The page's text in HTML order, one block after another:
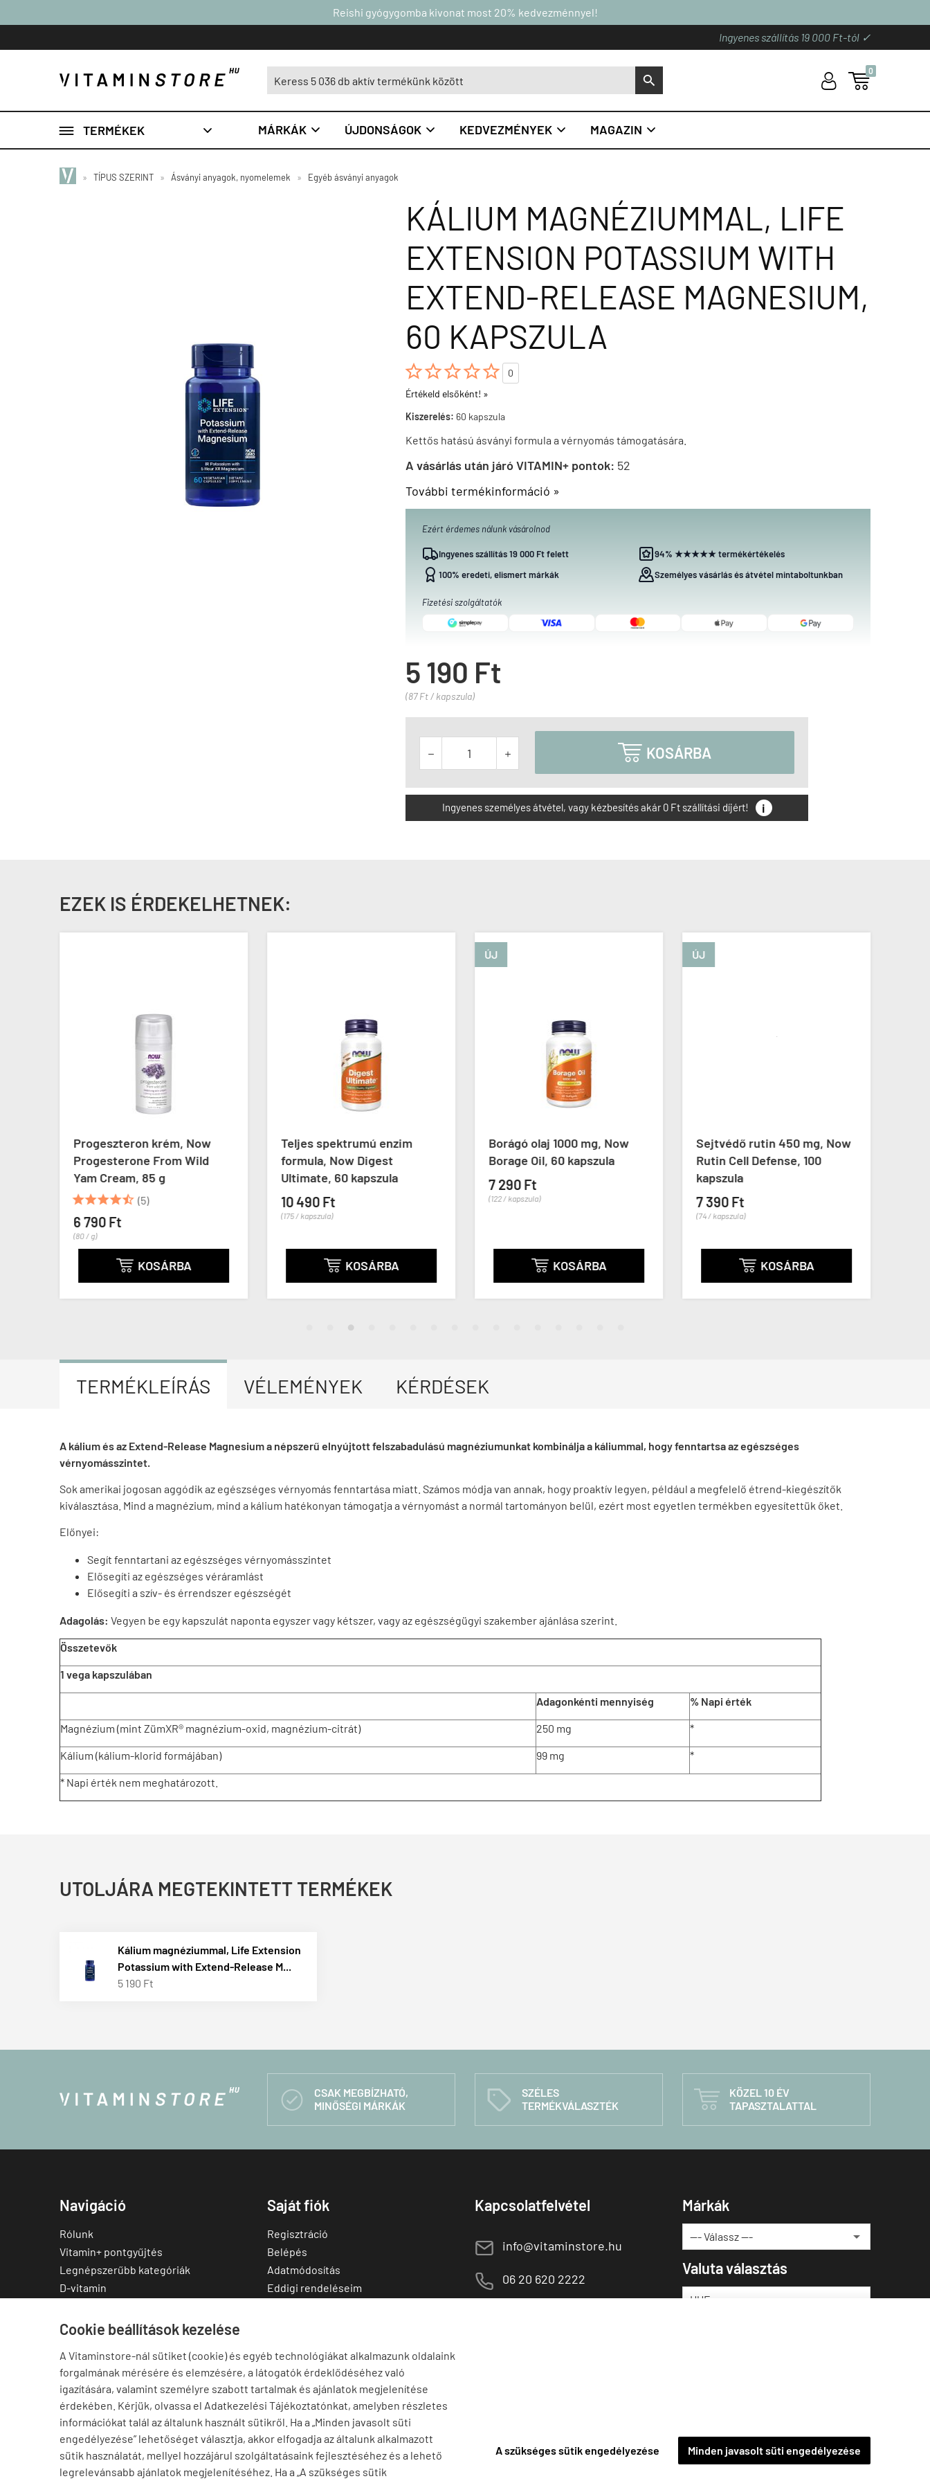
Cookie beállítások kezelése
A Vitaminstore-nál sütiket (cookie) és egyéb technológiákat alkalmazunk oldalaink
forgalmának mérésére és elemzésére, a látogatók érdeklődéséhez való
igazítására, valamint személyre szabott tartalmak és ajánlatok megjelenítése
érdekében. Kérjük, olvassa el Adatkezelési Tájékoztatónkat, amelyben részletes
információkat talál az általunk használt sütikről. Ha a „Minden javasolt süti
engedélyezése” lehetőséget választja, akkor elfogadja az általunk alkalmazott
sütik használatát, mellyel hozzájárul szolgáltatásaink fejlesztéséhez és a lehető
legrelevánsabb ajánlatok megjelenítéséhez. Ha a „A szükséges sütik
A szükséges sütik engedélyezése Minden javasolt süti engedélyezése
Reishi gyógygomba kivonat most 20% kedvezménnyel!
Ingyenes szállítás 19 000 Ft-tól ✓
S U 
0
 TERMÉKEK  MÁRKÁK  ÚJDONSÁGOK  KEDVEZMÉNYEK  MAGAZIN 
» TÍPUS SZERINT » Ásványi anyagok, nyomelemek » Egyéb ásványi anyagok
KÁLIUM MAGNÉZIUMMAL, LIFE
EXTENSION POTASSIUM WITH
EXTEND-RELEASE MAGNESIUM,
60 KAPSZULA

0
Értékeld elsőként! »
Kiszerelés: 60 kapszula
Kettős hatású ásványi formula a vérnyomás támogatására.
A vásárlás után járó VITAMIN+ pontok: 52
További termékinformáció »
Ezért érdemes nálunk vásárolnod
Ingyenes szállítás 19 000 Ft felett
94% ★★★★★ termékértékelés
100% eredeti, elismert márkák
Személyes vásárlás és átvétel mintaboltunkban
Fizetési szolgáltatók
5 190 Ft
(87 Ft / kapszula)
   KOSÁRBA
Ingyenes személyes átvétel, vagy kézbesítés akár 0 Ft szállítási díjért! i
EZEK IS ÉRDEKELHETNEK:
Progeszteron krém, Now
Progesterone From Wild
Yam Cream, 85 g
 (5)
6 790 Ft
(80 / g)
 KOSÁRBA
Teljes spektrumú enzim
formula, Now Digest
Ultimate, 60 kapszula
10 490 Ft
(175 / kapszula)
 KOSÁRBA
ÚJ
Borágó olaj 1000 mg, Now
Borage Oil, 60 kapszula
7 290 Ft
(122 / kapszula)
 KOSÁRBA
ÚJ
Sejtvédő rutin 450 mg, Now
Rutin Cell Defense, 100
kapszula
7 390 Ft
(74 / kapszula)
 KOSÁRBA
TERMÉKLEÍRÁS VÉLEMÉNYEK KÉRDÉSEK
A kálium és az Extend-Release Magnesium a népszerű elnyújtott felszabadulású magnéziumunkat kombinálja a káliummal, hogy fenntartsa az egészséges
vérnyomásszintet.
Sok amerikai jogosan aggódik az egészséges vérnyomás fenntartása miatt. Számos módja van annak, hogy proaktív legyen, például a megfelelő étrend-kiegészítők
kiválasztása. Mind a magnézium, mind a kálium hatékonyan támogatja a vérnyomást a normál tartományon belül, ezért most egyetlen termékben egyesítettük őket.
Előnyei:
Segít fenntartani az egészséges vérnyomásszintet
Elősegíti az egészséges véráramlást
Elősegíti a szív- és érrendszer egészségét
Adagolás: Vegyen be egy kapszulát naponta egyszer vagy kétszer, vagy az egészségügyi szakember ajánlása szerint.
Összetevők
1 vega kapszulában
Adagonkénti mennyiség % Napi érték
Magnézium (mint ZümXR® magnézium-oxid, magnézium-citrát) 250 mg *
Kálium (kálium-klorid formájában) 99 mg *
* Napi érték nem meghatározott.
UTOLJÁRA MEGTEKINTETT TERMÉKEK
Kálium magnéziummal, Life Extension
Potassium with Extend-Release M...
5 190 Ft

CSAK MEGBÍZHATÓ,
MINŐSÉGI MÁRKÁK
C
SZÉLES
TERMÉKVÁLASZTÉK

KÖZEL 10 ÉV
TAPASZTALATTAL
Navigáció
Rólunk
Vitamin+ pontgyűjtés
Legnépszerűbb kategóriák
D-vitamin
Multivitamin
Cink
Omega-3
Ashwagandha
Elállás a szerződéstől
Saját fiók
Regisztráció
Belépés
Adatmódosítás
Eddigi rendeléseim
Kapcsolatfelvétel
E info@vitaminstore.hu
M 06 20 620 2222
Márkák
Valuta választás